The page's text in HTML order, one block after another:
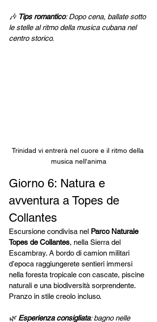
🎶 Tips romantico: Dopo cena, ballate sotto
le stelle al ritmo della musica cubana nel
centro storico.
Trinidad vi entrerà nel cuore e il ritmo della
musica nell'anima
Giorno 6: Natura e
avventura a Topes de
Collantes
Escursione condivisa nel Parco Naturale
Topes de Collantes, nella Sierra del
Escambray. A bordo di camion militari
d’epoca raggiungerete sentieri immersi
nella foresta tropicale con cascate, piscine
naturali e una biodiversità sorprendente.
Pranzo in stile creolo incluso.
🌿 Esperienza consigliata: bagno nelle